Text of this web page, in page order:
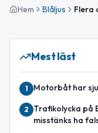
Hem Blåljus
Mest läst
1 Motorbåt har
2
Trafikolycka på
misstänks ha